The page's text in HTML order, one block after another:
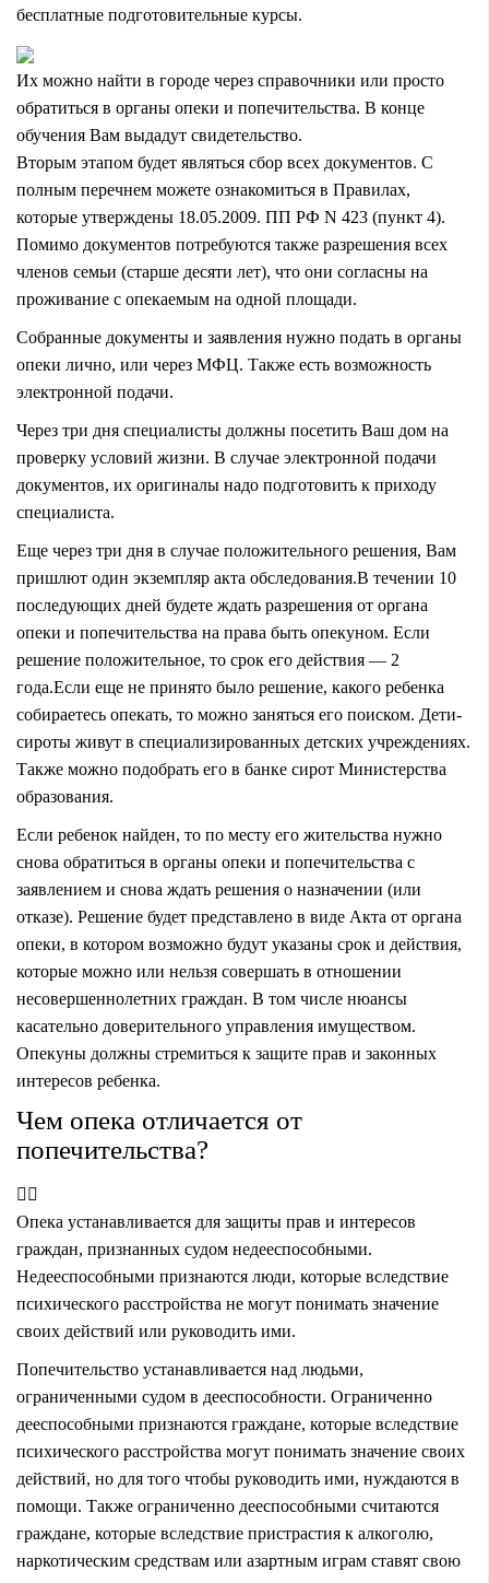
бесплатные подготовительные курсы.
Их можно найти в городе через справочники или просто
обратиться в органы опеки и попечительства. В конце
обучения Вам выдадут свидетельство.
Вторым этапом будет являться сбор всех документов. С
полным перечнем можете ознакомиться в Правилах,
которые утверждены 18.05.2009. ПП РФ N 423 (пункт 4).
Помимо документов потребуются также разрешения всех
членов семьи (старше десяти лет), что они согласны на
проживание с опекаемым на одной площади.
Собранные документы и заявления нужно подать в органы
опеки лично, или через МФЦ. Также есть возможность
электронной подачи.
Через три дня специалисты должны посетить Ваш дом на
проверку условий жизни. В случае электронной подачи
документов, их оригиналы надо подготовить к приходу
специалиста.
Еще через три дня в случае положительного решения, Вам
пришлют один экземпляр акта обследования.В течении 10
последующих дней будете ждать разрешения от органа
опеки и попечительства на права быть опекуном. Если
решение положительное, то срок его действия — 2
года.Если еще не принято было решение, какого ребенка
собираетесь опекать, то можно заняться его поиском. Дети-
сироты живут в специализированных детских учреждениях.
Также можно подобрать его в банке сирот Министерства
образования.
Если ребенок найден, то по месту его жительства нужно
снова обратиться в органы опеки и попечительства с
заявлением и снова ждать решения о назначении (или
отказе). Решение будет представлено в виде Акта от органа
опеки, в котором возможно будут указаны срок и действия,
которые можно или нельзя совершать в отношении
несовершеннолетних граждан. В том числе нюансы
касательно доверительного управления имуществом.
Опекуны должны стремиться к защите прав и законных
интересов ребенка.
Чем опека отличается от
попечительства?
Опека устанавливается для защиты прав и интересов
граждан, признанных судом недееспособными.
Недееспособными признаются люди, которые вследствие
психического расстройства не могут понимать значение
своих действий или руководить ими.
Попечительство устанавливается над людьми,
ограниченными судом в дееспособности. Ограниченно
дееспособными признаются граждане, которые вследствие
психического расстройства могут понимать значение своих
действий, но для того чтобы руководить ими, нуждаются в
помощи. Также ограниченно дееспособными считаются
граждане, которые вследствие пристрастия к алкоголю,
наркотическим средствам или азартным играм ставят свою